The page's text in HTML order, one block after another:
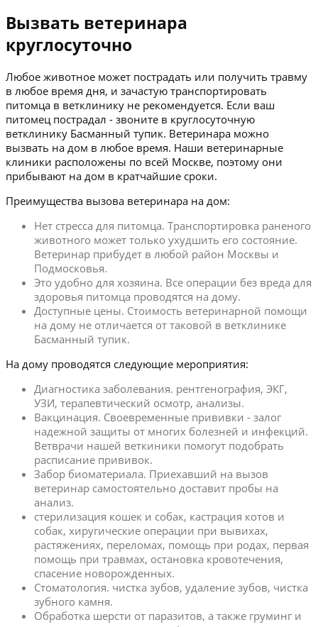
Вызвать ветеринара
круглосуточно
Любое животное может пострадать или получить травму
в любое время дня, и зачастую транспортировать
питомца в ветклинику не рекомендуется. Если ваш
питомец пострадал - звоните в круглосуточную
ветклинику Басманный тупик. Ветеринара можно
вызвать на дом в любое время. Наши ветеринарные
клиники расположены по всей Москве, поэтому они
прибывают на дом в кратчайшие сроки.
Преимущества вызова ветеринара на дом:
Нет стресса для питомца. Транспортировка раненого
животного может только ухудшить его состояние.
Ветеринар прибудет в любой район Москвы и
Подмосковья.
Это удобно для хозяина. Все операции без вреда для
здоровья питомца проводятся на дому.
Доступные цены. Стоимость ветеринарной помощи
на дому не отличается от таковой в ветклинике
Басманный тупик.
На дому проводятся следующие мероприятия:
Диагностика заболевания. рентгенография, ЭКГ,
УЗИ, терапевтический осмотр, анализы.
Вакцинация. Своевременные прививки - залог
надежной защиты от многих болезней и инфекций.
Ветврачи нашей веткиники помогут подобрать
расписание прививок.
Забор биоматериала. Приехавший на вызов
ветеринар самостоятельно доставит пробы на
анализ.
стерилизация кошек и собак, кастрация котов и
собак, хиругические операции при вывихах,
растяжениях, переломах, помощь при родах, первая
помощь при травмах, остановка кровотечения,
спасение новорожденных.
Стоматология. чистка зубов, удаление зубов, чистка
зубного камня.
Обработка шерсти от паразитов, а также груминг и